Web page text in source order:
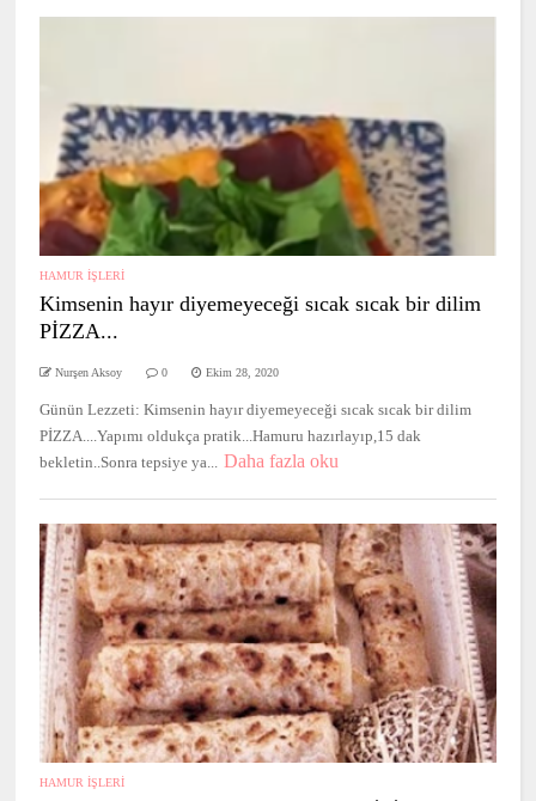
HAMUR İŞLERİ
Kimsenin hayır diyemeyeceği sıcak sıcak bir dilim
PİZZA...
Nurşen Aksoy 0 Ekim 28, 2020
Günün Lezzeti: Kimsenin hayır diyemeyeceği sıcak sıcak bir dilim
PİZZA....Yapımı oldukça pratik...Hamuru hazırlayıp,15 dak
bekletin..Sonra tepsiye ya... Daha fazla oku
HAMUR İŞLERİ